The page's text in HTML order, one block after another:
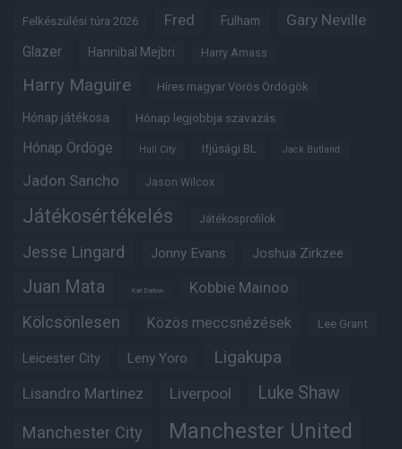
Felkészülési túra 2026 Fred Fulham Gary Neville
Glazer Hannibal Mejbri Harry Amass
Harry Maguire Híres magyar Vörös Ördögök
Hónap játékosa Hónap legjobbja szavazás
Hónap Ördöge Hull City Ifjúsági BL Jack Butland
Jadon Sancho Jason Wilcox
Játékosértékelés Játékosprofilok
Jesse Lingard Jonny Evans Joshua Zirkzee
Juan Mata Karl Darlow Kobbie Mainoo
Kölcsönlesen Közös meccsnézések Lee Grant
Leicester City Leny Yoro Ligakupa
Lisandro Martinez Liverpool Luke Shaw
Manchester City Manchester United